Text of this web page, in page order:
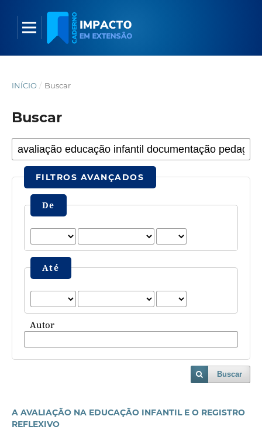
INÍCIO / Buscar
Buscar
FILTROS AVANÇADOS
De
Até
Autor
Buscar
A AVALIAÇÃO NA EDUCAÇÃO INFANTIL E O REGISTRO
REFLEXIVO